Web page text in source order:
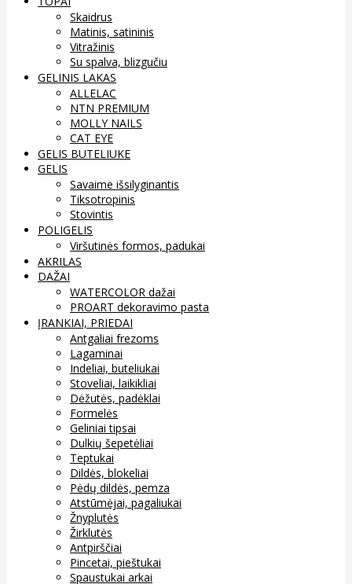
Skaidrus
Matinis, satininis
Vitražinis
Su spalva, blizgučiu
GELINIS LAKAS
ALLELAC
NTN PREMIUM
MOLLY NAILS
CAT EYE
GELIS BUTELIUKE
GELIS
Savaime išsilyginantis
Tiksotropinis
Stovintis
POLIGELIS
Viršutinės formos, padukai
AKRILAS
DAŽAI
WATERCOLOR dažai
PROART dekoravimo pasta
ĮRANKIAI, PRIEDAI
Antgaliai frezoms
Lagaminai
Indeliai, buteliukai
Stoveliai, laikikliai
Dėžutės, padėklai
Formelės
Geliniai tipsai
Dulkių šepetėliai
Teptukai
Dildės, blokeliai
Pėdų dildės, pemza
Atstūmėjai, pagaliukai
Žnyplutės
Žirklutės
Antpirščiai
Pincetai, pieštukai
Spaustukai arkai